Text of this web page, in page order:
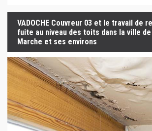
VADOCHE Couvreur 03 et le travail de
fuite au niveau des toits dans la ville
Marche et ses environs